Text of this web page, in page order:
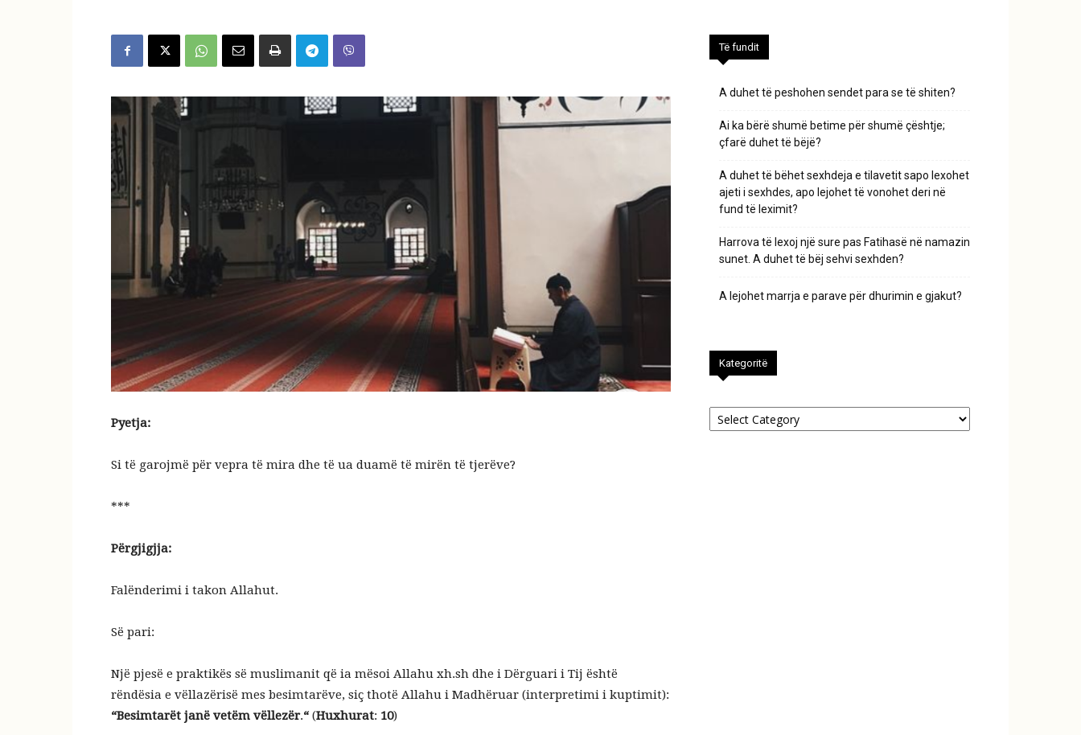
islame
Pyetja:
Si të garojmë për vepra të mira dhe të ua duamë të mirën të tjerëve?
***
Përgjigjja:
Falënderimi i takon Allahut.
Së pari:
Një pjesë e praktikës së muslimanit që ia mësoi Allahu xh.sh dhe i Dërguari i Tij është
rëndësia e vëllazërisë mes besimtarëve, siç thotë Allahu i Madhëruar (interpretimi i kuptimit):
“Besimtarët janë vetëm vëllezër.“ (Huxhurat: 10)
Të fundit
A duhet të peshohen sendet para se të shiten?
Ai ka bërë shumë betime për shumë çështje;
çfarë duhet të bëjë?
A duhet të bëhet sexhdeja e tilavetit sapo lexohet
ajeti i sexhdes, apo lejohet të vonohet deri në
fund të leximit?
Harrova të lexoj një sure pas Fatihasë në namazin
sunet. A duhet të bëj sehvi sexhden?
A lejohet marrja e parave për dhurimin e gjakut?
Kategoritë
Kategoritë